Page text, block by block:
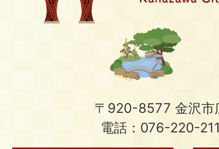
〒920-8577 金沢市
電話：076-220-